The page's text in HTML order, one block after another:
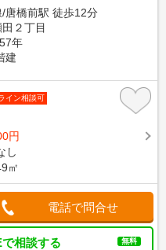
唐橋前駅 徒歩12分
２丁目
年
建
イン相談可
円
し
㎡
電話で問合せ
相談する 無料